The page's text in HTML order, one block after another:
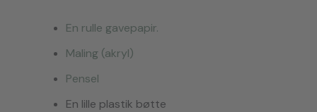
En rulle gavepapir.
Maling (akryl)
Pensel
En lille plastik bøtte